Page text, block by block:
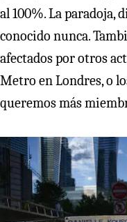
al 100%. La paradoja,
conocido nunca.
afectados por otros
Metro en Londres, o
queremos más